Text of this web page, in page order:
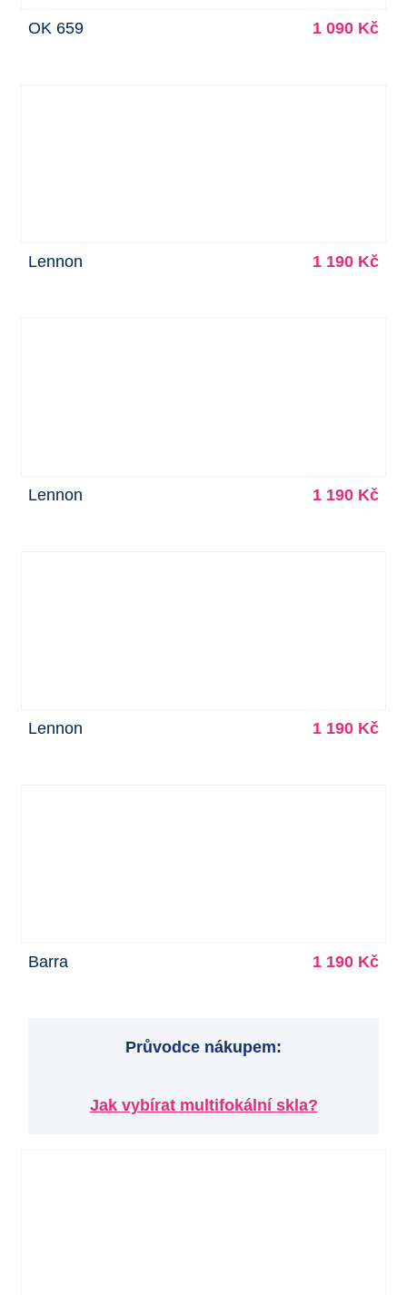
OK 659 1 090 Kč
Lennon 1 190 Kč
Lennon 1 190 Kč
Lennon 1 190 Kč
Barra 1 190 Kč
Průvodce nákupem:
Jak vybírat multifokální skla?